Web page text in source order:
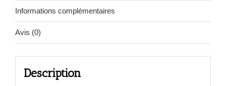
Informations complémentaires
Avis (0)
Description